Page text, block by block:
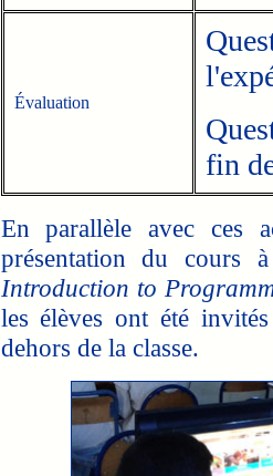
Évaluation
fin
En parallèle avec ces
présentation du cours
Introduction to
les élèves ont été
dehors de la classe.